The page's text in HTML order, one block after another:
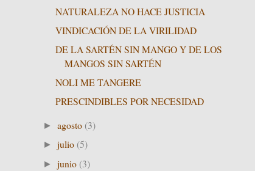
NATURALEZA NO HACE JUSTICIA
VINDICACIÓN DE LA VIRILIDAD
DE LA SARTÉN SIN MANGO Y DE LOS
MANGOS SIN SARTÉN
NOLI ME TANGERE
PRESCINDIBLES POR NECESIDAD
►agosto (3)
►julio (5)
►junio (3)